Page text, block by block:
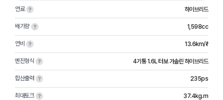
연료 하이브리드
배기량 1,598cc
연비 13.6km/ℓ
엔진형식 4기통 1.6L 터보 가솔린 하이브리드
합산출력 235ps
최대토크 37.4kg.m